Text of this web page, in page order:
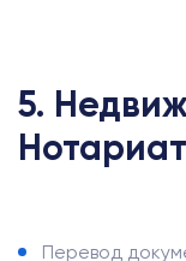
5.
Нотариат
Перевод